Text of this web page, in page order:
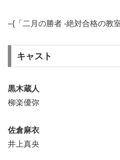
–{「二月の勝者 -絶対合格の教
キャスト
黒木蔵人
柳楽優弥
佐倉麻衣
井上真央